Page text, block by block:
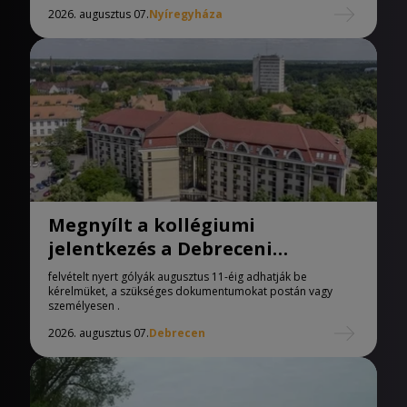
2026. augusztus 07.Nyíregyháza
Megnyílt a kollégiumi
jelentkezés a Debreceni
Egyetemen
felvételt nyert gólyák augusztus 11-éig adhatják be
kérelmüket, a szükséges dokumentumokat postán vagy
személyesen .
2026. augusztus 07.Debrecen